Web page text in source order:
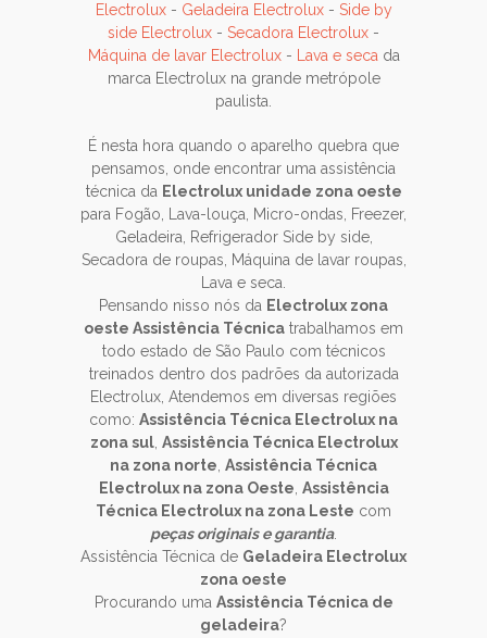
Electrolux- Geladeira Electrolux- Side by
side Electrolux - Secadora Electrolux -
Máquina de lavar Electrolux- Lava e seca da
marca Electrolux na grande metrópole
paulista.
É nesta hora quando o aparelho quebra que
pensamos, onde encontrar uma assistência
técnica da Electrolux unidade zona oeste
para Fogão, Lava-louça, Micro-ondas, Freezer,
Geladeira, Refrigerador Side by side,
Secadora de roupas, Máquina de lavar roupas,
Lava e seca.
Pensando nisso nós da Electrolux zona
oeste Assistência Técnica trabalhamos em
todo estado de São Paulo com técnicos
treinados dentro dos padrões da autorizada
Electrolux, Atendemos em diversas regiões
como: Assistência Técnica Electrolux na
zona sul, Assistência Técnica Electrolux
na zona norte Assistência Técnica
Electrolux na zona Oeste Assistência
Técnica Electrolux na zona Leste com
peças originais e garantia.
Assistência Técnica de Geladeira Electrolux
zona oeste
Procurando uma Assistência Técnica de
geladeira?